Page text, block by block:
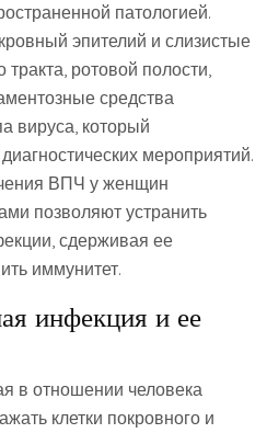
патологией.
эпителий и слизистые
ротовой полости,
средства
вируса, который
мероприятий.
ВПЧ у женщин
позволяют устранить
сдерживая ее
иммунитет.
инфекция и ее
в отношении человека
клетки покровного и